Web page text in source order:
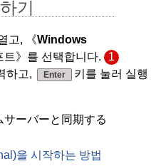
기
고, 《Windows
트》를 선택합니다.
1
하고, Enter
키를 눌러 실행
을 시작하는 방법